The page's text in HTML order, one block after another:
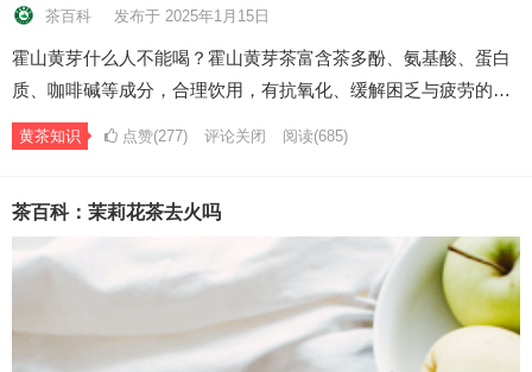
茶百科 发布于 2025年1月15日
霍山黄芽什么人不能喝？霍山黄芽茶富含茶多酚、氨基酸、蛋白
质、咖啡碱等成分，合理饮用，有抗氧化、缓解困乏与疲劳的…
黄茶知识 点赞(277) 评论关闭 阅读(685)
茶百科：茉莉花茶去火吗